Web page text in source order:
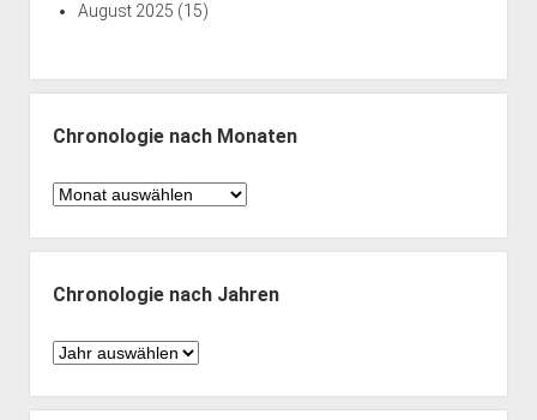
August 2025 (15)
Chronologie nach Monaten
Chronologie
Monaten
Chronologie nach Jahren
Chronologie
Jahren